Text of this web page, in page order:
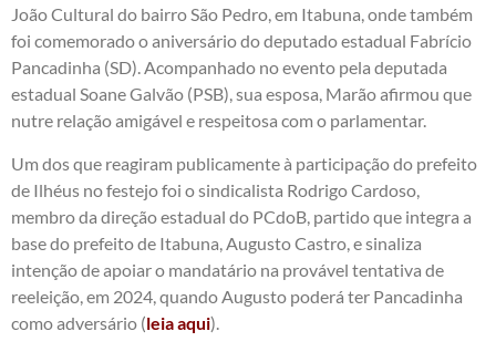
João Cultural do bairro São Pedro, em Itabuna, onde também
foi comemorado o aniversário do deputado estadual Fabrício
Pancadinha (SD). Acompanhado no evento pela deputada
estadual Soane Galvão (PSB), sua esposa, Marão afirmou que
nutre relação amigável e respeitosa com o parlamentar.
Um dos que reagiram publicamente à participação do prefeito
de Ilhéus no festejo foi o sindicalista Rodrigo Cardoso,
membro da direção estadual do PCdoB, partido que integra a
base do prefeito de Itabuna, Augusto Castro, e sinaliza
intenção de apoiar o mandatário na provável tentativa de
reeleição, em 2024, quando Augusto poderá ter Pancadinha
como adversário (leia aqui).